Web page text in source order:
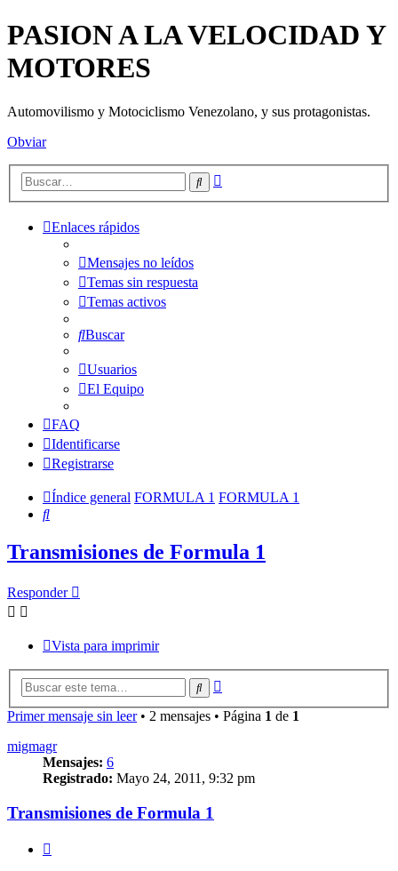
PASION A LA VELOCIDAD Y
MOTORES
Automovilismo y Motociclismo Venezolano, y sus protagonistas.
Obviar
Buscar
Enlaces rápidos
Mensajes no leídos
Temas sin respuesta
Temas activos
Buscar
Usuarios
El Equipo
FAQ
Identificarse
Registrarse
Índice general FORMULA 1 FORMULA 1
Buscar
Transmisiones de Formula 1
Responder
Vista para imprimir
Buscar
Primer mensaje sin leer• 2 mensajes • Página 1 de 1
migmagr
Mensajes: 6
Registrado: Mayo 24, 2011, 9:32 pm
Transmisiones de Formula 1